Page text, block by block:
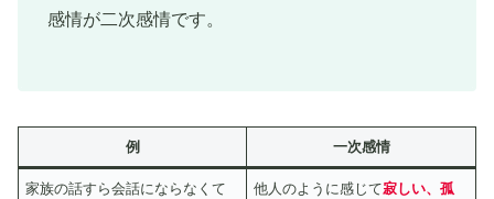
感情が二次感情です。
例 一次感情
家族の話すら会話にならなくて
他人のように感じて寂しい、孤